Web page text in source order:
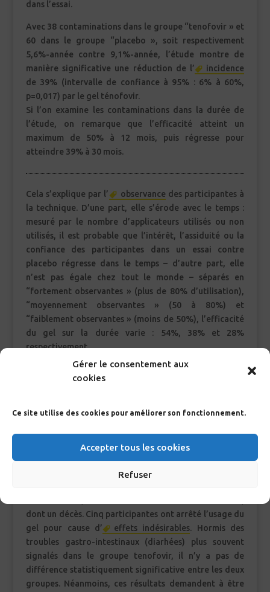
Gérer le consentement aux
cookies
Ce site utilise des cookies pour améliorer son fonctionnement.
Accepter tous les cookies
Refuser
dans l’essai.
Avec 38 contaminations dans le groupe “tenofovir » et
60 dans le groupe “placebo », soit respectivement
5,6%-année contre 9,1%-année, l’étude montre de
manière significative une réduction de l’
incidence
de 39% (intervalle de confiance à 95% : 6% à 60%,
p=0,017) par le gel ténofovir.
Si l’on examine les contaminations dans la durée de
l’étude, on remarque que l’efficacité atteint un
maximum de 50% à 12 mois, puis régresse pour
atteindre 39% à 30 mois.
Cela s’explique par l’ observance des participantes à
la technique. D’une part, elle s’érode avec le temps :
mesuré par le nombre d’applicateurs utilisés ou non
utilisés, il est probable que l’intérêt, l’assiduité ou la
confiance des participantes dans un essai contre
placebo régresse dans le temps – d’autre part, elle
n’est pas égale chez tout le monde – séparés en
“fortement observantes » (plus de 80% d’utilisation),
“moyennement observantes » (50 à 80%) et
“faiblement observantes » (moins de 50%), l’efficacité
du gel sur la durée varie : 54%, 38% et 28%
respectivement.
qu’elles qu’en soient les causes. L’analyse consiste
groupes utilisant le gel ténofovir ou le placebo. Au
cours de l’essai, soit en moyenne 3,55 par femme dans
dont un décès. Cinq participantes ont arrêté l’usage du
gel pour cause d’
effets indésirables. Hormis des
troubles gastro-intestinaux (diarhées) plus souvent
signalés dans le groupe tenofovir, il n’y a pas de
différence statistiquement significative entre les deux
groupes. Néanmoins, ces résultats demandent à être